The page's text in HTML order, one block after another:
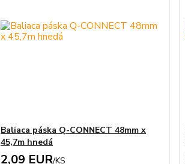
Baliaca páska Q-CONNECT 48mm x
45,7m hnedá
2,09 EUR/KS